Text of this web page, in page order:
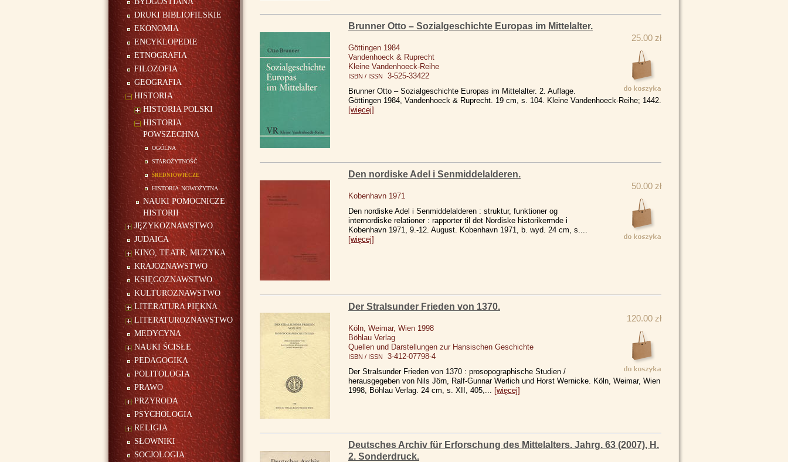
DRUKI BIBLIOFILSKIE
EKONOMIA
ENCYKLOPEDIE
ETNOGRAFIA
FILOZOFIA
GEOGRAFIA
HISTORIA
HISTORIA POLSKI
HISTORIA
POWSZECHNA
ogólna
starożytność
średniowiecze
historia nowożytna
NAUKI POMOCNICZE
HISTORII
JĘZYKOZNAWSTWO
JUDAICA
KINO, TEATR, MUZYKA
KRAJOZNAWSTWO
KSIĘGOZNAWSTWO
KULTUROZNAWSTWO
LITERATURA PIĘKNA
LITERATUROZNAWSTWO
MEDYCYNA
NAUKI ŚCISŁE
PEDAGOGIKA
POLITOLOGIA
PRAWO
PRZYRODA
PSYCHOLOGIA
RELIGIA
SŁOWNIKI
SOCJOLOGIA
Brunner Otto – Sozialgeschichte Europas im Mittelalter.
25.00 zł
Göttingen 1984
Vandenhoeck & Ruprecht
Kleine Vandenhoeck-Reihe
ISBN / ISSN
3-525-33422
Brunner Otto – Sozialgeschichte Europas im Mittelalter. 2. Auflage.
Göttingen 1984, Vandenhoeck & Ruprecht. 19 cm, s. 104. Kleine Vandenhoeck-Reihe; 1442.
[więcej]
Den nordiske Adel i Senmiddelalderen.
50.00 zł
Kobenhavn 1971
Den nordiske Adel i Senmiddelalderen : struktur, funktioner og
internordiske relationer : rapporter til det Nordiske historikermde i
Kobenhavn 1971, 9.-12. August. Kobenhavn 1971, b. wyd. 24 cm, s....
[więcej]
Der Stralsunder Frieden von 1370.
120.00 zł
Köln, Weimar, Wien 1998
Böhlau Verlag
Quellen und Darstellungen zur Hansischen Geschichte
ISBN / ISSN
3-412-07798-4
Der Stralsunder Frieden von 1370 : prosopographische Studien /
herausgegeben von Nils Jörn, Ralf-Gunnar Werlich und Horst Wernicke. Köln, Weimar, Wien
1998, Böhlau Verlag. 24 cm, s. XII, 405,... [więcej]
Deutsches Archiv für Erforschung des Mittelalters. Jahrg. 63 (2007), H.
2. Sonderdruck.